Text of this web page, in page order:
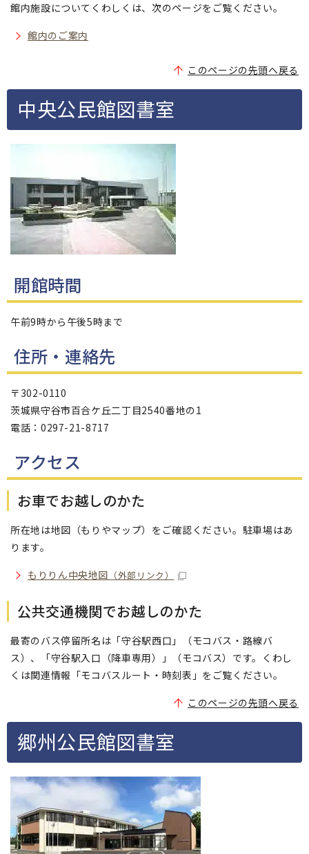
館内施設についてくわしくは、次のページをご覧ください。
館内のご案内
このページの先頭へ戻る
中央公民館図書室
開館時間
午前9時から午後5時まで
住所・連絡先
〒302-0110
茨城県守谷市百合ケ丘二丁目2540番地の1
電話：0297-21-8717
アクセス
お車でお越しのかた
所在地は地図（もりやマップ）をご確認ください。駐車場はあ
ります。
もりりん中央地図 （外部リンク）
公共交通機関でお越しのかた
最寄のバス停留所名は「守谷駅西口」（モコバス・路線バ
ス）、「守谷駅入口（降車専用）」（モコバス）です。くわし
くは関連情報「モコバスルート・時刻表」をご覧ください。
このページの先頭へ戻る
郷州公民館図書室